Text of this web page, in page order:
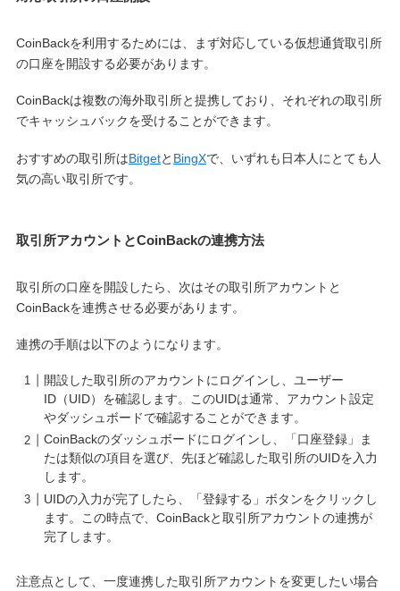
CoinBackを利用するためには、まず対応している仮想通貨取引所
の口座を開設する必要があります。
CoinBackは複数の海外取引所と提携しており、それぞれの取引所
でキャッシュバックを受けることができます。
おすすめの取引所はBitgetと BingXで、いずれも日本人にとても人
気の高い取引所です。
取引所アカウントとCoinBackの連携方法
取引所の口座を開設したら、次はその取引所アカウントと
CoinBackを連携させる必要があります。
連携の手順は以下のようになります。
開設した取引所のアカウントにログインし、ユーザー
ID（UID）を確認します。このUIDは通常、アカウント設定
やダッシュボードで確認することができます。
CoinBackのダッシュボードにログインし、「口座登録」ま
たは類似の項目を選び、先ほど確認した取引所のUIDを入力
します。
UIDの入力が完了したら、「登録する」ボタンをクリックし
ます。この時点で、CoinBackと取引所アカウントの連携が
完了します。
注意点として、一度連携した取引所アカウントを変更したい場合